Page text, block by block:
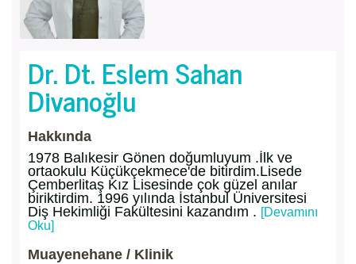
Dr. Dt. Eslem Sahan
Divanoğlu
Hakkında
1978 Balıkesir Gönen doğumluyum .İlk ve
ortaokulu Küçükçekmece'de bitirdim.Lisede
Çemberlitaş Kız Lisesinde çok güzel anılar
biriktirdim. 1996 yılında İstanbul Üniversitesi
Diş Hekimliği Fakültesini kazandım . [Devamını
Oku]
Muayenehane / Klinik